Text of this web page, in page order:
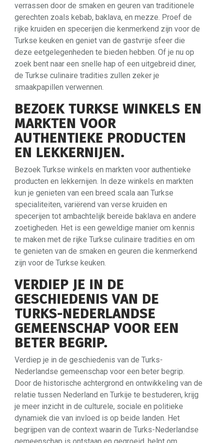
verrassen door de smaken en geuren van traditionele
gerechten zoals kebab, baklava, en mezze. Proef de
rijke kruiden en specerijen die kenmerkend zijn voor de
Turkse keuken en geniet van de gastvrije sfeer die
deze eetgelegenheden te bieden hebben. Of je nu op
zoek bent naar een snelle hap of een uitgebreid diner,
de Turkse culinaire tradities zullen zeker je
smaakpapillen verwennen.
BEZOEK TURKSE WINKELS EN
MARKTEN VOOR
AUTHENTIEKE PRODUCTEN
EN LEKKERNIJEN.
Bezoek Turkse winkels en markten voor authentieke
producten en lekkernijen. In deze winkels en markten
kun je genieten van een breed scala aan Turkse
specialiteiten, variërend van verse kruiden en
specerijen tot ambachtelijk bereide baklava en andere
zoetigheden. Het is een geweldige manier om kennis
te maken met de rijke Turkse culinaire tradities en om
te genieten van de smaken en geuren die kenmerkend
zijn voor de Turkse keuken.
VERDIEP JE IN DE
GESCHIEDENIS VAN DE
TURKS-NEDERLANDSE
GEMEENSCHAP VOOR EEN
BETER BEGRIP.
Verdiep je in de geschiedenis van de Turks-
Nederlandse gemeenschap voor een beter begrip.
Door de historische achtergrond en ontwikkeling van de
relatie tussen Nederland en Turkije te bestuderen, krijg
je meer inzicht in de culturele, sociale en politieke
dynamiek die van invloed is op beide landen. Het
begrijpen van de context waarin de Turks-Nederlandse